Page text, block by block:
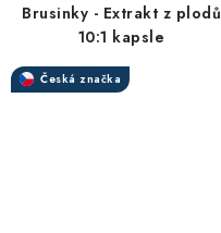
Brusinky - Extrakt z plodů
10:1 kapsle
Česká značka